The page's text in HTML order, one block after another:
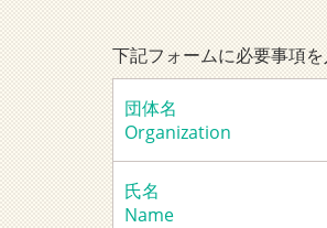
下記フォームに必要事項
団体名
Organization
氏名
Name